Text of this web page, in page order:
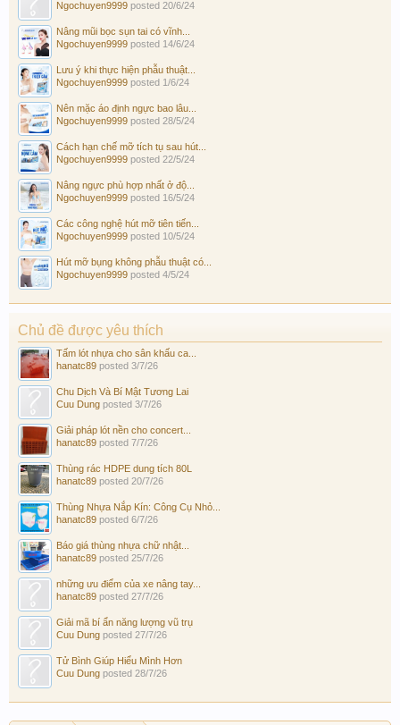
Ngochuyen9999 posted 20/6/24
Nâng mũi bọc sụn tai có vĩnh...
Ngochuyen9999 posted 14/6/24
Lưu ý khi thực hiện phẫu thuật...
Ngochuyen9999 posted 1/6/24
Nên mặc áo định ngực bao lâu...
Ngochuyen9999 posted 28/5/24
Cách hạn chế mỡ tích tụ sau hút...
Ngochuyen9999 posted 22/5/24
Nâng ngực phù hợp nhất ở độ...
Ngochuyen9999 posted 16/5/24
Các công nghệ hút mỡ tiên tiến...
Ngochuyen9999 posted 10/5/24
Hút mỡ bụng không phẫu thuật có...
Ngochuyen9999 posted 4/5/24
Chủ đề được yêu thích
Tấm lót nhựa cho sân khấu ca...
hanatc89 posted 3/7/26
Chu Dịch Và Bí Mật Tương Lai
Cuu Dung posted 3/7/26
Giải pháp lót nền cho concert...
hanatc89 posted 7/7/26
Thùng rác HDPE dung tích 80L
hanatc89 posted 20/7/26
Thùng Nhựa Nắp Kín: Công Cụ Nhỏ...
hanatc89 posted 6/7/26
Báo giá thùng nhựa chữ nhật...
hanatc89 posted 25/7/26
những ưu điểm của xe nâng tay...
hanatc89 posted 27/7/26
Giải mã bí ẩn năng lượng vũ trụ
Cuu Dung posted 27/7/26
Tử Bình Giúp Hiểu Mình Hơn
Cuu Dung posted 28/7/26